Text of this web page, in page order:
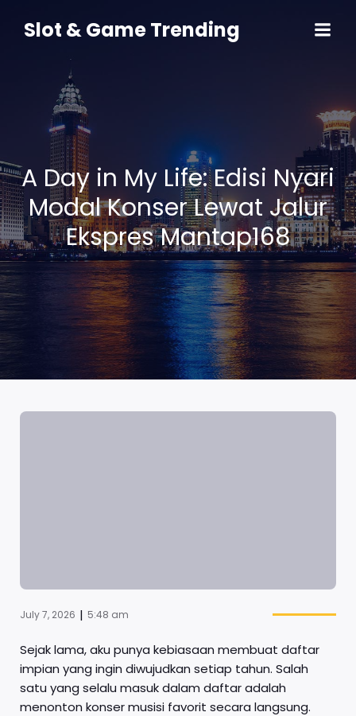
contentSlot & Game Trending
A Day in My Life: Edisi Nyari
Modal Konser Lewat Jalur
Ekspres Mantap168
July 7, 2026 | 5:48 am
Sejak lama, aku punya kebiasaan membuat daftar
impian yang ingin diwujudkan setiap tahun. Salah
satu yang selalu masuk dalam daftar adalah
menonton konser musisi favorit secara langsung.